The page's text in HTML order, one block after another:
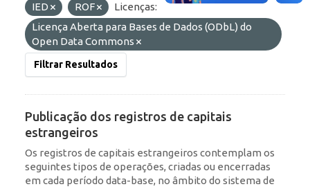
IED
ROF
Licenças:
Licença Aberta para Bases de Dados (ODbL) do
Open Data Commons
Filtrar Resultados
Publicação dos registros de capitais
estrangeiros
Os registros de capitais estrangeiros contemplam os
seguintes tipos de operações, criadas ou encerradas
em cada período data-base, no âmbito do sistema de